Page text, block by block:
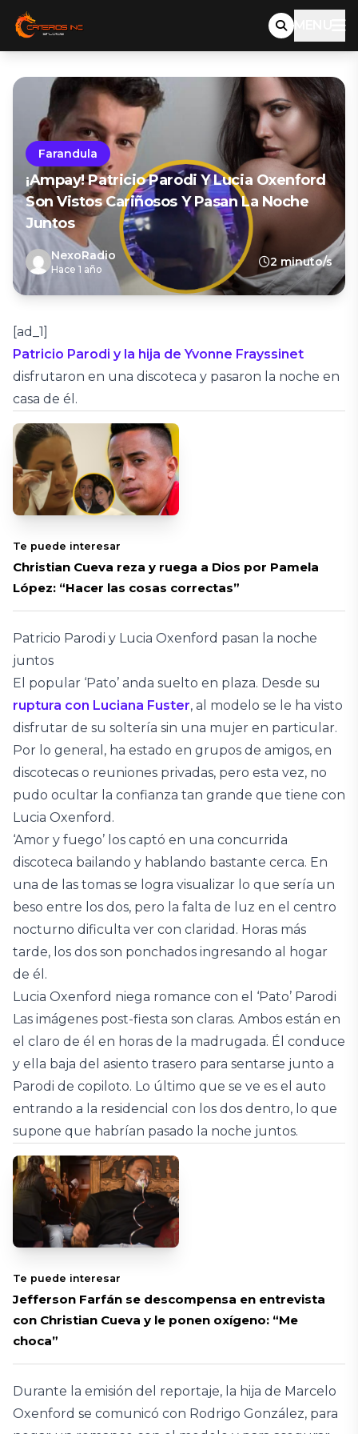
MENU
Farandula
¡Ampay! Patricio Parodi Y Lucia Oxenford
Son Vistos Cariñosos Y Pasan La Noche
Juntos
NexoRadio
Hace 1 año
2 minuto/s
[ad_1]
Patricio Parodi y la hija de Yvonne Frayssinet
disfrutaron en una discoteca y pasaron la noche en
casa de él.
Te puede interesar
Christian Cueva reza y ruega a Dios por Pamela
López: “Hacer las cosas correctas”
Patricio Parodi y Lucia Oxenford pasan la noche
juntos
El popular ‘Pato’ anda suelto en plaza. Desde su
ruptura con Luciana Fuster, al modelo se le ha visto
disfrutar de su soltería sin una mujer en particular.
Por lo general, ha estado en grupos de amigos, en
discotecas o reuniones privadas, pero esta vez, no
pudo ocultar la confianza tan grande que tiene con
Lucia Oxenford.
‘Amor y fuego’ los captó en una concurrida
discoteca bailando y hablando bastante cerca. En
una de las tomas se logra visualizar lo que sería un
beso entre los dos, pero la falta de luz en el centro
nocturno dificulta ver con claridad. Horas más
tarde, los dos son ponchados ingresando al hogar
de él.
Lucia Oxenford niega romance con el ‘Pato’ Parodi
Las imágenes post-fiesta son claras. Ambos están en
el claro de él en horas de la madrugada. Él conduce
y ella baja del asiento trasero para sentarse junto a
Parodi de copiloto. Lo último que se ve es el auto
entrando a la residencial con los dos dentro, lo que
supone que habrían pasado la noche juntos.
Te puede interesar
Jefferson Farfán se descompensa en entrevista
con Christian Cueva y le ponen oxígeno: “Me
choca”
Durante la emisión del reportaje, la hija de Marcelo
Oxenford se comunicó con Rodrigo González, para